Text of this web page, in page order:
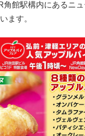
角館駅構内にあるニ
ます。